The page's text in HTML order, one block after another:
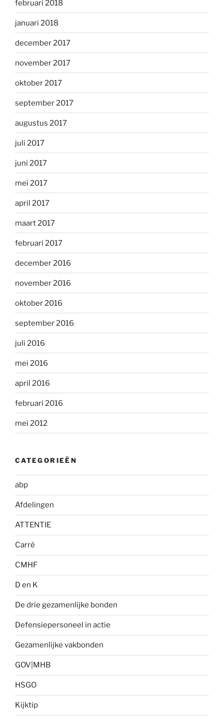
februari 2018
januari 2018
december 2017
november 2017
oktober 2017
september 2017
augustus 2017
juli 2017
juni 2017
mei 2017
april 2017
maart 2017
februari 2017
december 2016
november 2016
oktober 2016
september 2016
juli 2016
mei 2016
april 2016
februari 2016
mei 2012
CATEGORIEËN
abp
Afdelingen
ATTENTIE
Carré
CMHF
D en K
De drie gezamenlijke bonden
Defensiepersoneel in actie
Gezamenlijke vakbonden
GOV|MHB
HSGO
Kijktip